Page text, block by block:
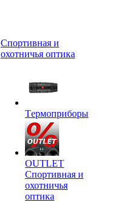
Спортивная и
охотничья оптика
Tермоприборы
OUTLET
Спортивная и
охотничья
оптика